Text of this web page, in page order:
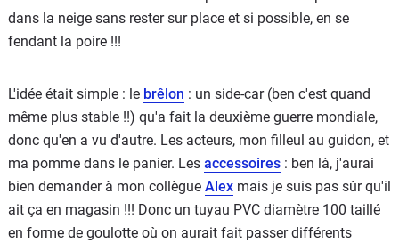
dans la neige sans rester sur place et si possible, en se
fendant la poire !!!
L'idée était simple : le brêlon : un side-car (ben c'est quand
même plus stable !!) qu'a fait la deuxième guerre mondiale,
donc qu'en a vu d'autre. Les acteurs, mon filleul au guidon, et
ma pomme dans le panier. Les accessoires : ben là, j'aurai
bien demander à mon collègue Alex mais je suis pas sûr qu'il
ait ça en magasin !!! Donc un tuyau PVC diamètre 100 taillé
en forme de goulotte où on aurait fait passer différents